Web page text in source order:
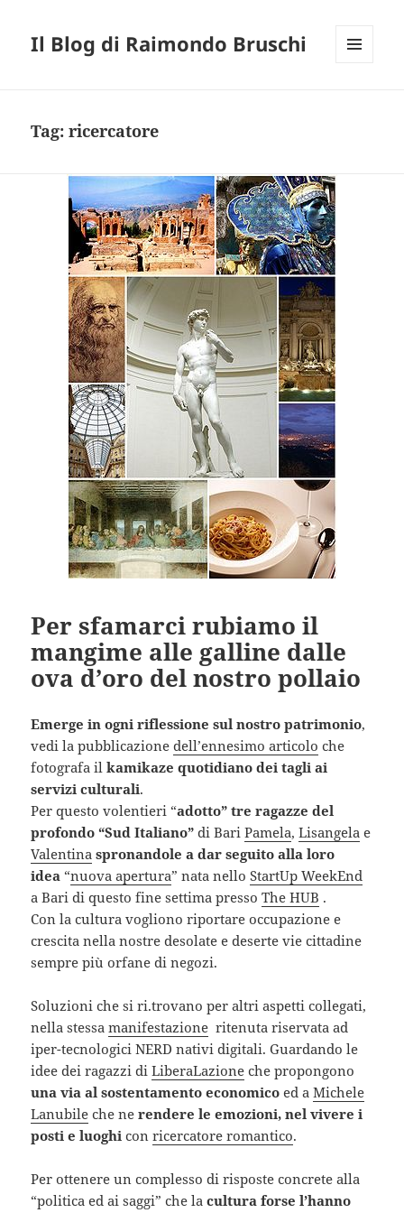
Il Blog di Raimondo Bruschi
Tag:ricercatore
Per sfamarci rubiamo il
mangime alle galline dalle
ova d’oro del nostro pollaio
Emerge in ogni riflessione sul nostro patrimonio,
vedi la pubblicazionedell’ennesimo articolo che
fotografa il kamikaze quotidiano dei tagli ai
servizi culturali.
Per questo volentieri “adotto” tre ragazze del
profondo “Sud Italiano” di BariPamela,Lisangela e
Valentina spronandole a dar seguito alla loro
idea “nuova apertura” nata nelloStartUp WeekEnd
a Bari di questo fine settima pressoThe HUB .
Con la cultura vogliono riportare occupazione e
crescita nella nostre desolate e deserte vie cittadine
sempre più orfane di negozi.
Soluzioni che si ri.trovano per altri aspetti collegati,
nella stessamanifestazione ritenuta riservata ad
iper-tecnologici NERD nativi digitali. Guardando le
idee dei ragazzi diLiberaLazione che propongono
una via al sostentamento economico ed aMichele
Lanubile che nerendere le emozioni, nel vivere i
posti e luoghi conricercatore romantico.
Per ottenere un complesso di risposte concrete alla
“politica ed ai saggi” che la cultura forse l’hanno